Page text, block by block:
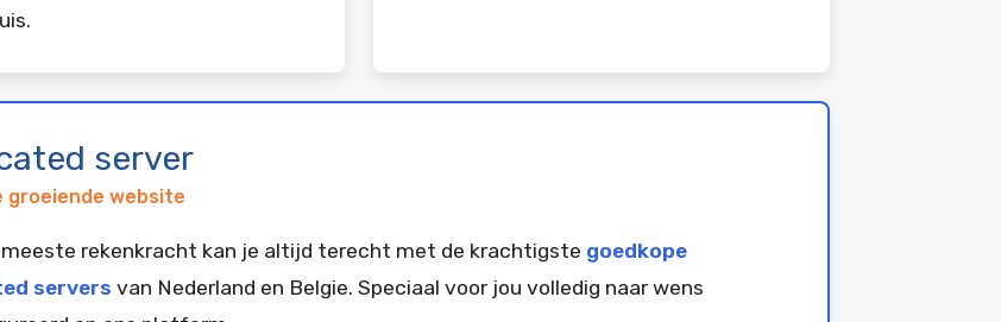
server
groeiende website
meeste rekenkracht kan je altijd terecht met de krachtigste goedkope
servers van Nederland en Belgie. Speciaal voor jou volledig naar wens